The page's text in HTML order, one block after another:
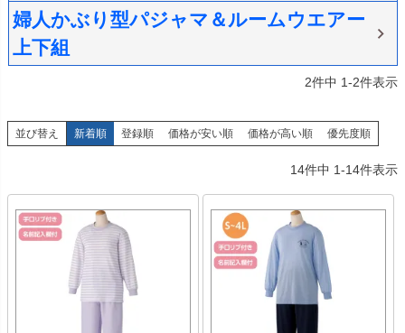
婦人かぶり型パジャマ＆ルームウエアー
上下組
2件中 1-2件表示
並び替え 新着順 登録順 価格が安い順 価格が高い順 優先度順
14件中 1-14件表示